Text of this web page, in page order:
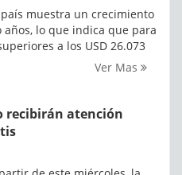
muestra un crecimiento
lo que indica que para
a los USD 26.073
Ver Mas
recibirán atención